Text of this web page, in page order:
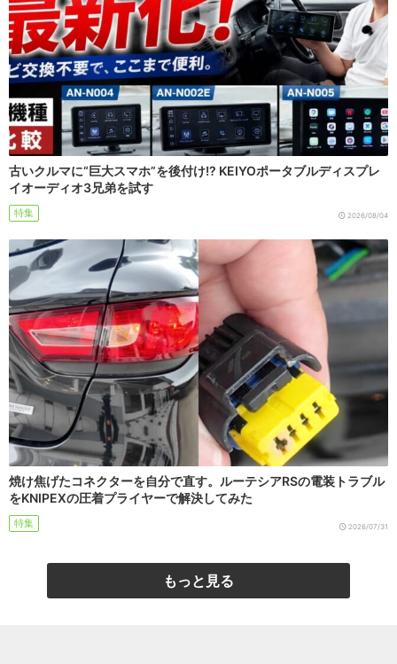
古いクルマに“巨大スマホ”を後付け!? KEIYOポータブルディスプレ
イオーディオ3兄弟を試す
特集 2026/08/04
焼け焦げたコネクターを自分で直す。ルーテシアRSの電装トラブル
をKNIPEXの圧着プライヤーで解決してみた
特集 2026/07/31
もっと見る